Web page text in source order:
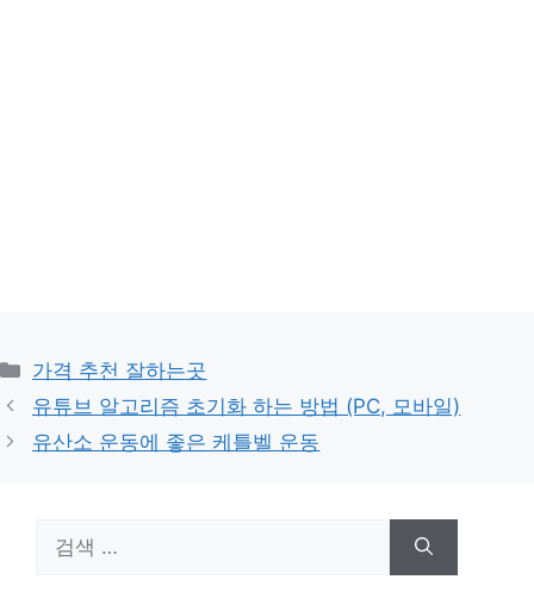
카
테
고
리
가격 추천 잘하는곳
유튜브 알고리즘 초기화 하는 방법 (PC, 모바일)
유산소 운동에 좋은 케틀벨 운동
색: